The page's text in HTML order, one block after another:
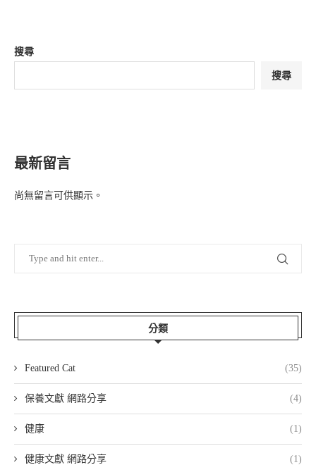
搜尋
搜尋
最新留言
尚無留言可供顯示。
分類
Featured Cat (35)
保養文獻 網路分享 (4)
健康 (1)
健康文獻 網路分享 (1)